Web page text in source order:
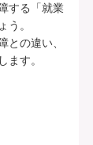
する「就業
う。
の違い、